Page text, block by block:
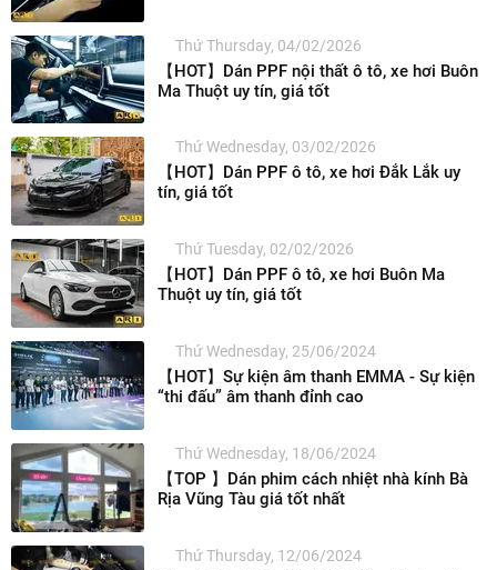
Thứ Thursday, 04/02/2026
【HOT】Dán PPF nội thất ô tô, xe hơi Buôn
Ma Thuột uy tín, giá tốt
Thứ Wednesday, 03/02/2026
【HOT】Dán PPF ô tô, xe hơi Đắk Lắk uy
tín, giá tốt
Thứ Tuesday, 02/02/2026
【HOT】Dán PPF ô tô, xe hơi Buôn Ma
Thuột uy tín, giá tốt
Thứ Wednesday, 25/06/2024
【HOT】Sự kiện âm thanh EMMA - Sự kiện
“thi đấu” âm thanh đỉnh cao
Thứ Wednesday, 18/06/2024
【TOP 】Dán phim cách nhiệt nhà kính Bà
Rịa Vũng Tàu giá tốt nhất
Thứ Thursday, 12/06/2024